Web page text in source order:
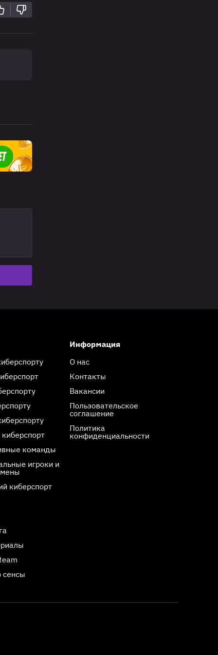
команды
игроки и
киберспорт
сенсы
Информация
О нас
Контакты
Вакансии
Пользовательское
соглашение
Политика
конфиденциальности